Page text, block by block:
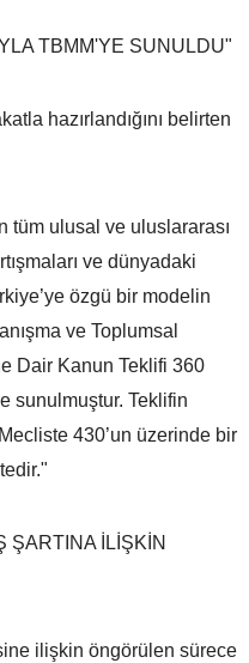
TBMM'YE SUNULDU"
hazırlandığını belirten
tüm ulusal ve uluslararası
ve dünyadaki
özgü bir modelin
ve Toplumsal
Dair Kanun Teklifi 360
sunulmuştur. Teklifin
430’un üzerinde bir
ŞARTINA İLİŞKİN
ilişkin öngörülen sürece